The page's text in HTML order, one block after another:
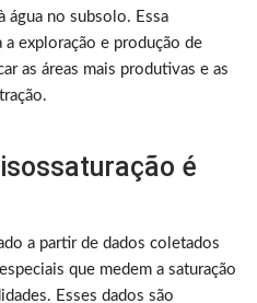
água no subsolo. Essa
exploração e produção de
as áreas mais produtivas e as
é
a partir de dados coletados
que medem a saturação
Esses dados são